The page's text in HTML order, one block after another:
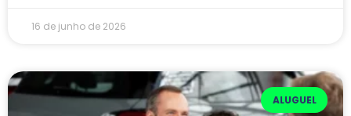
16 de junho de 2026
ALUGUEL